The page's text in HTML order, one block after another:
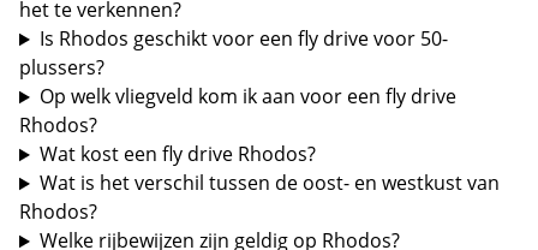
het te verkennen?
Is Rhodos geschikt voor een fly drive voor 50-
plussers?
Op welk vliegveld kom ik aan voor een fly drive
Rhodos?
Wat kost een fly drive Rhodos?
Wat is het verschil tussen de oost- en westkust van
Rhodos?
Welke rijbewijzen zijn geldig op Rhodos?